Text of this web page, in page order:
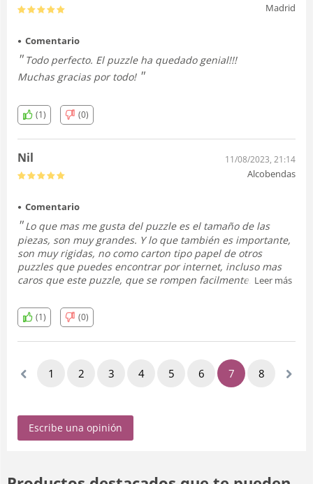
Madrid
Comentario
Todo perfecto. El puzzle ha quedado genial!!!
Muchas gracias por todo!
(1) (0)
Nil 11/08/2023, 21:14
Alcobendas
Comentario
Lo que mas me gusta del puzzle es el tamaño de las
piezas, son muy grandes. Y lo que también es importante,
son muy rigidas, no como carton tipo papel de otros
puzzles que puedes encontrar por internet, incluso mas
caros que este puzzle, que se rompen facilmente.
La foto ha salido genial, el puzzle tiene acabado brillante.
Recomiendo este producto y esta tienda.
Leer más
(1) (0)
1 2 3 4 5 6 7 8 9
Escribe una opinión